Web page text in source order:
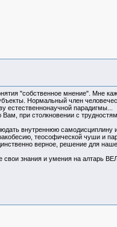
"собственное мнение". Мне
Нормальный член
парадигмы...
при столкновении с
внутреннюю
теософической чуши и
верное, решение для
свои знания и умения на